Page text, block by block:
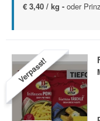
€ 3,40 / kg - oder
Verpasst!